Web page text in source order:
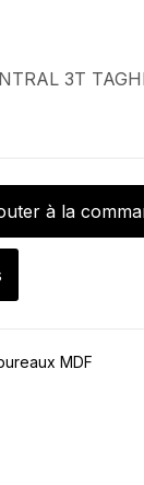
3T
à la
MDF